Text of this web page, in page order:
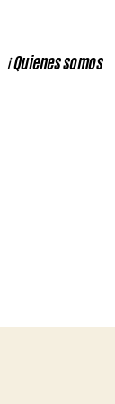
ℹ️ Quienes somos